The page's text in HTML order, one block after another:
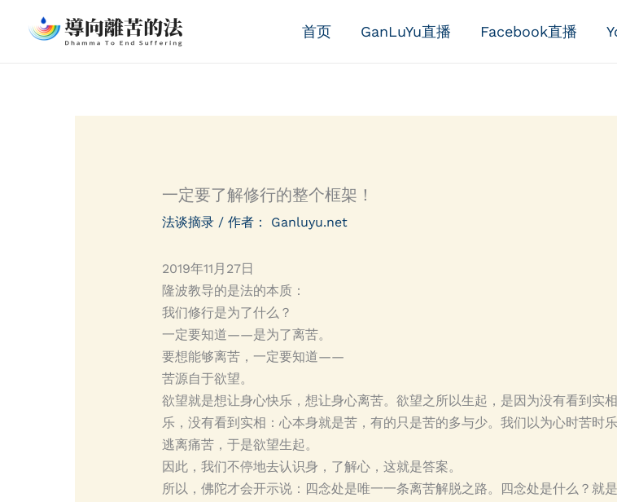
首页 GanLuYu直播 Facebook直播
一定要了解修行的整个框架！
法谈摘录/ 作者： Ganluyu.net
2019年11月27日
隆波教导的是法的本质：
我们修行是为了什么？
一定要知道——是为了离苦。
要想能够离苦，一定要知道——
苦源自于欲望。
欲望就是想让身心快乐，想让身心离苦。欲望之所以生起，是因为没有看到
乐，没有看到实相：心本身就是苦，有的只是苦的多与少。我们以为心时苦时
逃离痛苦，于是欲望生起。
因此，我们不停地去认识身，了解心，这就是答案。
所以，佛陀才会开示说：四念处是唯一一条离苦解脱之路。四念处是什么？就是